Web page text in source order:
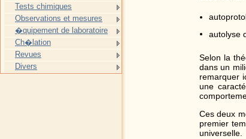
autolyse
Selon la
dans un
remarquer
une
Ces deux
premier
universelle.
Tests chimiques
Observations et mesures
�quipement de laboratoire
Ch�lation
Revues
Divers